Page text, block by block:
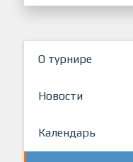
О турнире
Новости
Календарь